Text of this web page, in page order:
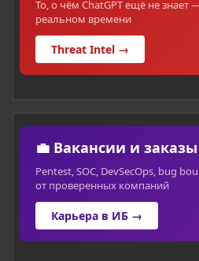
То, о чём ChatGPT ещё не знает
реальном времени
Threat Intel →
💼 Вакансии и
Pentest, SOC, DevSecOps, bug
от проверенных компаний
Карьера в ИБ →